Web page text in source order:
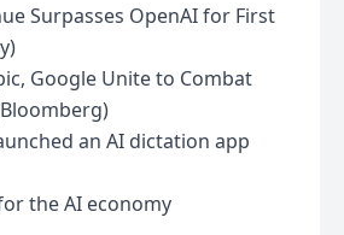
Surpasses OpenAI for First
Google Unite to Combat
an AI dictation app
the AI economy